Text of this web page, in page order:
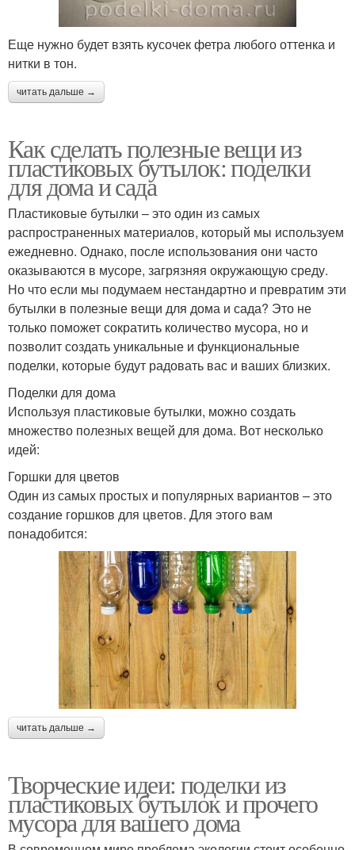
Еще нужно будет взять кусочек фетра любого оттенка и
нитки в тон.
читать дальше →
Как сделать полезные вещи из
пластиковых бутылок: поделки
для дома и сада
Пластиковые бутылки – это один из самых
распространенных материалов, который мы используем
ежедневно. Однако, после использования они часто
оказываются в мусоре, загрязняя окружающую среду.
Но что если мы подумаем нестандартно и превратим эти
бутылки в полезные вещи для дома и сада? Это не
только поможет сократить количество мусора, но и
позволит создать уникальные и функциональные
поделки, которые будут радовать вас и ваших близких.
Поделки для дома
Используя пластиковые бутылки, можно создать
множество полезных вещей для дома. Вот несколько
идей:
Горшки для цветов
Один из самых простых и популярных вариантов – это
создание горшков для цветов. Для этого вам
понадобится:
читать дальше →
Творческие идеи: поделки из
пластиковых бутылок и прочего
мусора для вашего дома